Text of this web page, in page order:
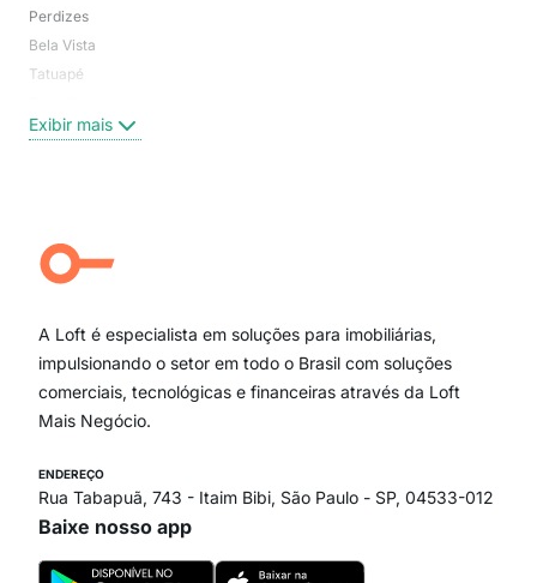
Perdizes
Bela Vista
Tatuapé
Centro
Campo Belo
Ipiranga
Paraíso
Itaim Bibi
Exibir mais
A Loft é especialista em soluções para imobiliárias,
impulsionando o setor em todo o Brasil com soluções
comerciais, tecnológicas e financeiras através da Loft
Mais Negócio.
ENDEREÇO
Rua Tabapuã, 743 - Itaim Bibi, São Paulo - SP, 04533-012
Baixe nosso app